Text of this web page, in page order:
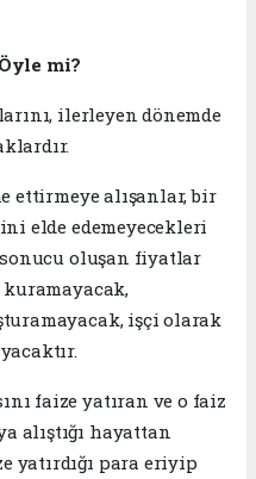
mi?
ilerleyen dönemde
ettirmeye alışanlar, bir
elde edemeyecekleri
oluşan fiyatlar
işçi olarak
faize yatıran ve o faiz
alıştığı hayattan
yatırdığı para eriyip